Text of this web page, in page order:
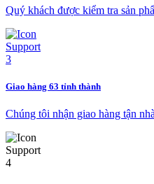
Quý khách được kiểm tra sản
Giao hàng 63 tỉnh thành
Chúng tôi nhận giao hàng tận